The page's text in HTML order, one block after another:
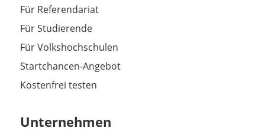
Für Referendariat
Für Studierende
Für Volkshochschulen
Startchancen-Angebot
Kostenfrei testen
Unternehmen